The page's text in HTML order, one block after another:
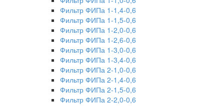
Фильтр ФИПа 1-1,4-0,6
Фильтр ФИПа 1-1,5-0,6
Фильтр ФИПа 1-2,0-0,6
Фильтр ФИПа 1-2,6-0,6
Фильтр ФИПа 1-3,0-0,6
Фильтр ФИПа 1-3,4-0,6
Фильтр ФИПа 2-1,0-0,6
Фильтр ФИПа 2-1,4-0,6
Фильтр ФИПа 2-1,5-0,6
Фильтр ФИПа 2-2,0-0,6